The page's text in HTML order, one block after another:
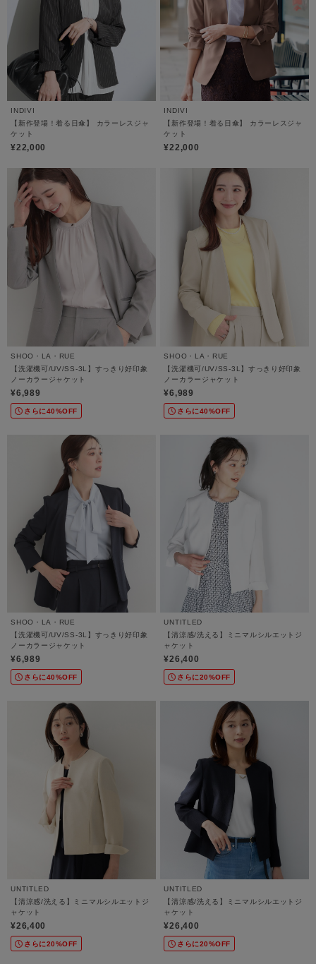
INDIVI
【新作登場！着る日傘】 カラーレスジャ
ケット
¥22,000
INDIVI
【新作登場！着る日傘】 カラーレスジャ
ケット
¥22,000
SHOO・LA・RUE
【洗濯機可/UV/SS-3L】すっきり好印象
ノーカラージャケット
¥6,989
さらに40%OFF
SHOO・LA・RUE
【洗濯機可/UV/SS-3L】すっきり好印象
ノーカラージャケット
¥6,989
さらに40%OFF
SHOO・LA・RUE
【洗濯機可/UV/SS-3L】すっきり好印象
ノーカラージャケット
¥6,989
さらに40%OFF
UNTITLED
【清涼感/洗える】ミニマルシルエットジ
ャケット
¥26,400
さらに20%OFF
UNTITLED
【清涼感/洗える】ミニマルシルエットジ
ャケット
¥26,400
さらに20%OFF
UNTITLED
【清涼感/洗える】ミニマルシルエットジ
ャケット
¥26,400
さらに20%OFF